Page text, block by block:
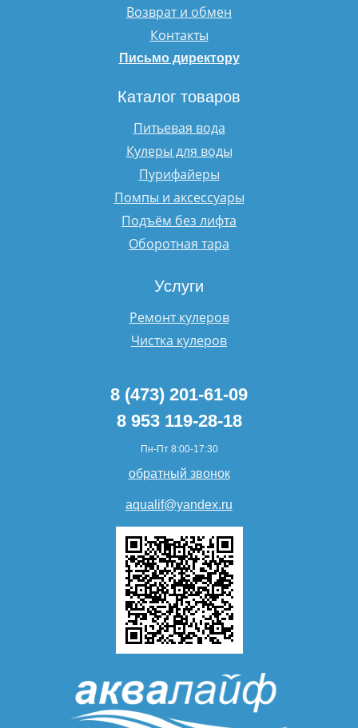
Возврат и обмен
Контакты
Письмо директору
Каталог товаров
Питьевая вода
Кулеры для воды
Пурифайеры
Помпы и аксессуары
Подъём без лифта
Оборотная тара
Услуги
Ремонт кулеров
Чистка кулеров
8 (473) 201-61-09
8 953 119-28-18
Пн-Пт 8:00-17:30
обратный звонок
aqualif@yandex.ru